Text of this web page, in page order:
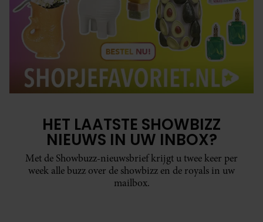
HET LAATSTE SHOWBIZZ
NIEUWS IN UW INBOX?
Met de Showbuzz-nieuwsbrief krijgt u twee keer per
week alle buzz over de showbizz en de royals in uw
mailbox.